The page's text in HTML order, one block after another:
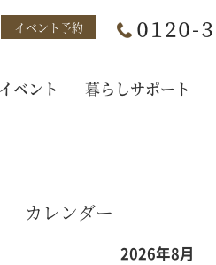
イベント予約
イベント 暮らしサポート
カレンダー
2026年8月